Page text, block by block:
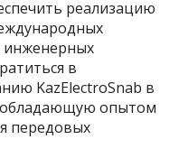
реализацию
инженерных
в
KazElectroSnab в
опытом
передовых